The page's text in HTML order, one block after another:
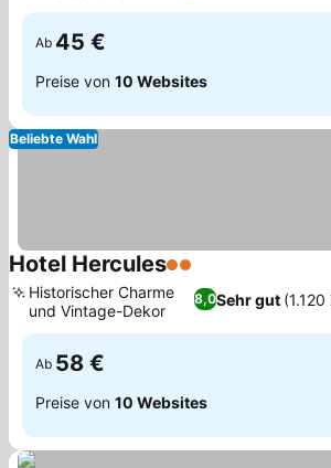
Ab 45 €
Preise von 10 Websites
Beliebte Wahl
Hotel Hercules2 Sterne
8,0Sehr gut
Historischer Charme
und Vintage-Dekor
Ab 58 €
Preise von 10 Websites